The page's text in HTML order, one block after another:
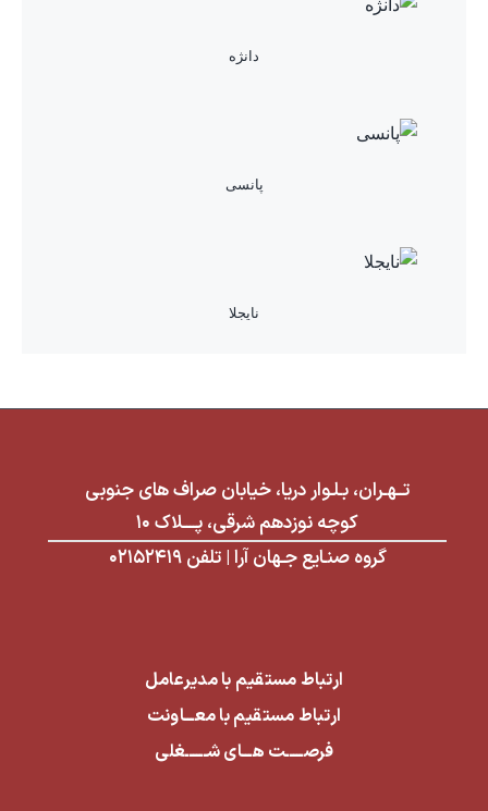
دانژه
پانسی
نایجلا
تــهـران، بـلـوار دریا، خیابان صراف های جنوبی
کوچه نوزدهم شرقی، پــــلاک ۱۰
گروه صنـایع جـهان آرا | تلفن ۰۲۱۵۲۴۱۹
ارتباط مستقیم با مدیرعامل
ارتباط مستقیم با معـــاونت
فرصـــــت هـــای شــــــغلی